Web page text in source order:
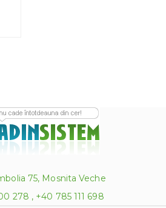
75, Mosnita Veche
278 , +40 785 111 698